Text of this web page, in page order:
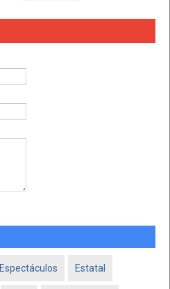
Espectáculos Estatal